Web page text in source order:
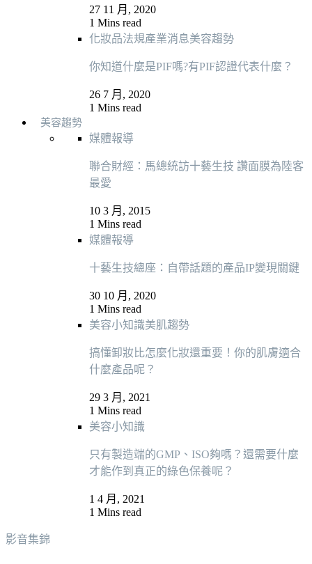
27 11 月, 2020
1 Mins read
化妝品法規產業消息美容趨勢
你知道什麼是PIF嗎?有PIF認證代表什麼？
26 7 月, 2020
1 Mins read
美容趨勢
媒體報導
聯合財經：馬總統訪十藝生技 讚面膜為陸客
最愛
10 3 月, 2015
1 Mins read
媒體報導
十藝生技總座：自帶話題的產品IP變現關鍵
30 10 月, 2020
1 Mins read
美容小知識美肌趨勢
搞懂卸妝比怎麼化妝還重要！你的肌膚適合
什麼產品呢？
29 3 月, 2021
1 Mins read
美容小知識
只有製造端的GMP、ISO夠嗎？還需要什麼
才能作到真正的綠色保養呢？
1 4 月, 2021
1 Mins read
影音集錦